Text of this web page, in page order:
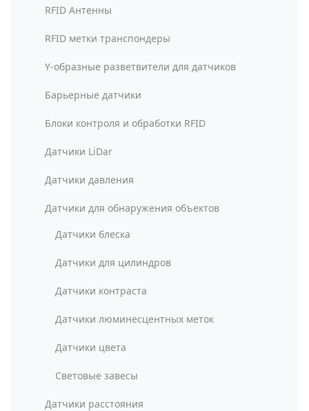
RFID Антенны
RFID метки транспондеры
Y-образные разветвители для датчиков
Барьерные датчики
Блоки контроля и обработки RFID
Датчики LiDar
Датчики давления
Датчики для обнаружения объектов
Датчики блеска
Датчики для цилиндров
Датчики контраста
Датчики люминесцентных меток
Датчики цвета
Световые завесы
Датчики расстояния